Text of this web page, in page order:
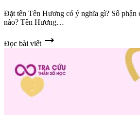
Đặt tên Tên Hương có ý nghĩa gì? Số phận
nào? Tên Hương…
Đọc bài viết trending_flat